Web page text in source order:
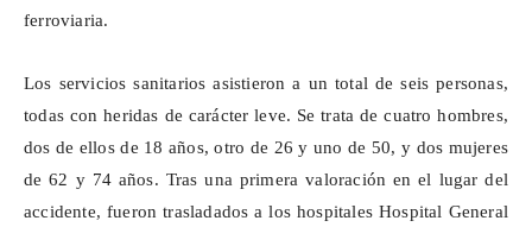
ferroviaria.
Los servicios sanitarios asistieron a un total de seis personas,
todas con heridas de carácter leve. Se trata de cuatro hombres,
dos de ellos de 18 años, otro de 26 y uno de 50, y dos mujeres
de 62 y 74 años. Tras una primera valoración en el lugar del
accidente, fueron trasladados a los hospitales Hospital General